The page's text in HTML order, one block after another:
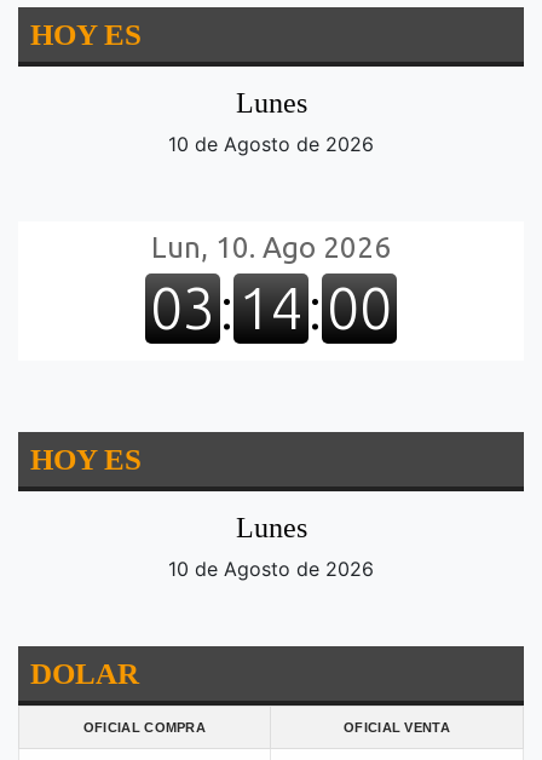
HOY ES
Lunes
10 de Agosto de 2026
HOY ES
Lunes
10 de Agosto de 2026
DOLAR
OFICIAL COMPRA OFICIAL VENTA